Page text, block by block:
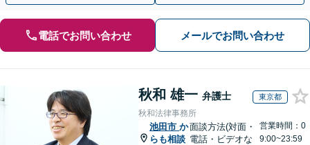
電話でお問い合わせ メールでお問い合わせ
秋和 雄一 弁護士 東京都
秋和法律事務所
池田市 か
らも相談
面談方法(対面・
電話・ビデオな
営業時間：0
9:00~23:59